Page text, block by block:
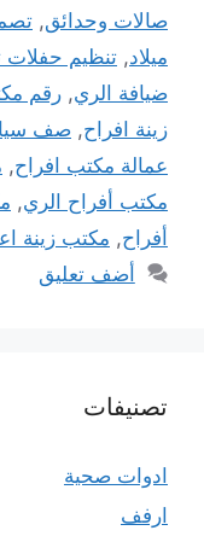
صالات وحدائق,
ميلاد, تنظيم حفلات
ضيافة الري, رقم
زينة افراح, صف
عمالة مكتب افراح,
مكتب أفراح الري,
أفراح, مكتب زينة
أضف تعليق
تصنيفات
ادوات صحية
ارفف